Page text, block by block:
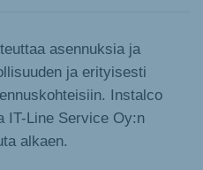
asennuksia ja
ja erityisesti
Instalco
IT-Line Service Oy:n
alkaen.